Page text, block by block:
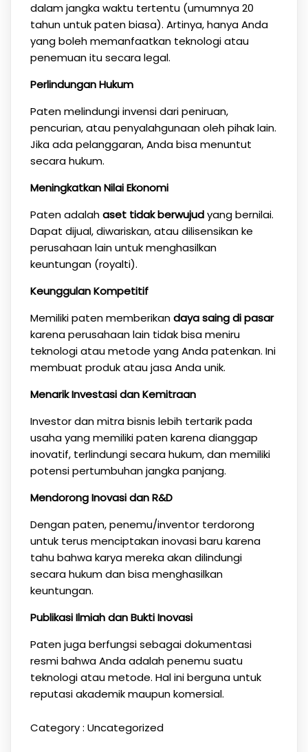
dalam jangka waktu tertentu (umumnya 20
tahun untuk paten biasa). Artinya, hanya Anda
yang boleh memanfaatkan teknologi atau
penemuan itu secara legal.
Perlindungan Hukum
Paten melindungi invensi dari peniruan,
pencurian, atau penyalahgunaan oleh pihak lain.
Jika ada pelanggaran, Anda bisa menuntut
secara hukum.
Meningkatkan Nilai Ekonomi
Paten adalahaset tidak berwujudyang bernilai.
Dapat dijual, diwariskan, atau dilisensikan ke
perusahaan lain untuk menghasilkan
keuntungan (royalti).
Keunggulan Kompetitif
Memiliki paten memberikandaya saing di pasar
karena perusahaan lain tidak bisa meniru
teknologi atau metode yang Anda patenkan. Ini
membuat produk atau jasa Anda unik.
Menarik Investasi dan Kemitraan
Investor dan mitra bisnis lebih tertarik pada
usaha yang memiliki paten karena dianggap
inovatif, terlindungi secara hukum, dan memiliki
potensi pertumbuhan jangka panjang.
Mendorong Inovasi dan R&D
Dengan paten, penemu/inventor terdorong
untuk terus menciptakan inovasi baru karena
tahu bahwa karya mereka akan dilindungi
secara hukum dan bisa menghasilkan
keuntungan.
Publikasi Ilmiah dan Bukti Inovasi
Paten juga berfungsi sebagai dokumentasi
resmi bahwa Anda adalah penemu suatu
teknologi atau metode. Hal ini berguna untuk
reputasi akademik maupun komersial.
Category : Uncategorized